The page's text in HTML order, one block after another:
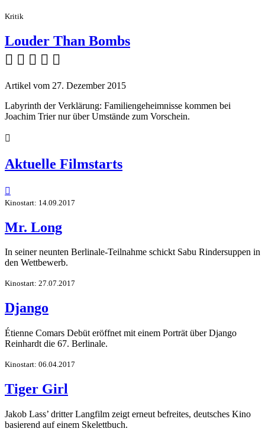
Kritik
Louder Than Bombs
    
Artikel vom 27. Dezember 2015
Labyrinth der Verklärung: Familiengeheimnisse kommen bei
Joachim Trier nur über Umstände zum Vorschein.

Aktuelle Filmstarts

Kinostart: 14.09.2017
Mr. Long
In seiner neunten Berlinale-Teilnahme schickt Sabu Rindersuppen in
den Wettbewerb.
Kinostart: 27.07.2017
Django
Étienne Comars Debüt eröffnet mit einem Porträt über Django
Reinhardt die 67. Berlinale.
Kinostart: 06.04.2017
Tiger Girl
Jakob Lass’ dritter Langfilm zeigt erneut befreites, deutsches Kino
basierend auf einem Skelettbuch.